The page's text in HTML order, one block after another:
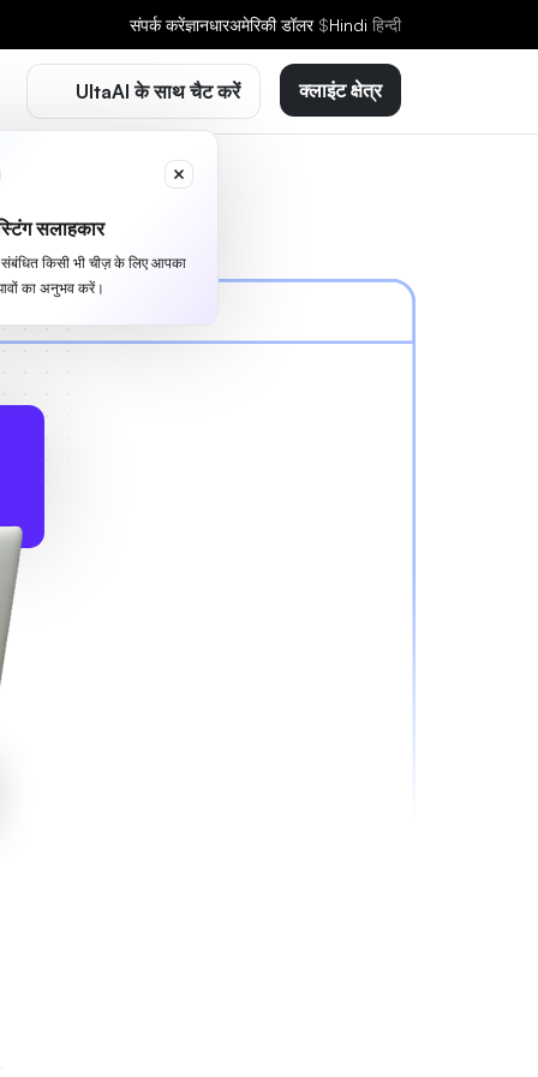
संपर्क करेंज्ञानधारअमेरिकी डॉलर $Hindi हिन्दी
UltaAI के साथ चैट करें
सलाहकार
संबंधित किसी भी चीज़ के लिए आपका
का अनुभव करें।
क्लाइंट क्षेत्र